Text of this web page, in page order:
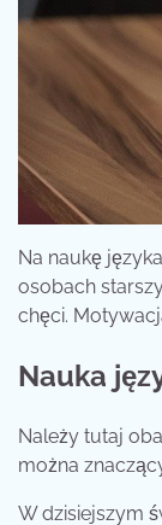
Na naukę
osobach
chęci.
Nauka
Należy tutaj
można
W dzisiejszym